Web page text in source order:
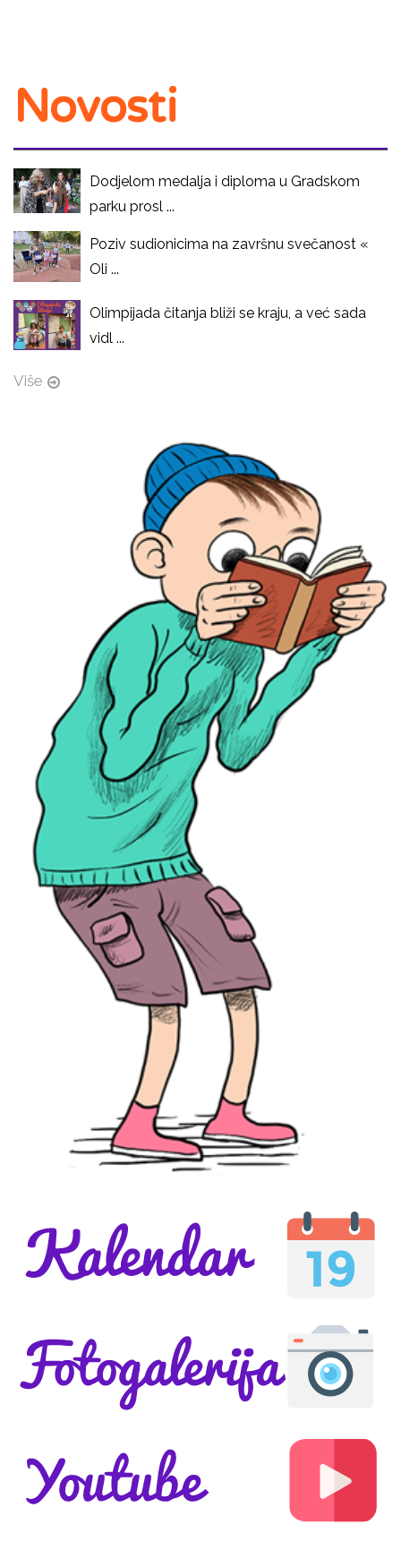
Novosti
Dodjelom medalja i diploma u Gradskom
parku prosl ...
Poziv sudionicima na završnu svečanost «
Oli ...
Olimpijada čitanja bliži se kraju, a već sada
vidl ...
Više